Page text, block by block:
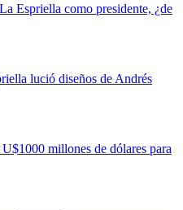
Espriella como presidente, ¿de
lució diseños de Andrés
millones de dólares para